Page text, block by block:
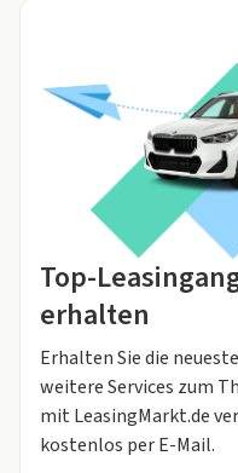
Top-
erhalten
Erhalten Sie die
weitere Services zum
mit LeasingMarkt.de
kostenlos per E-Mail.